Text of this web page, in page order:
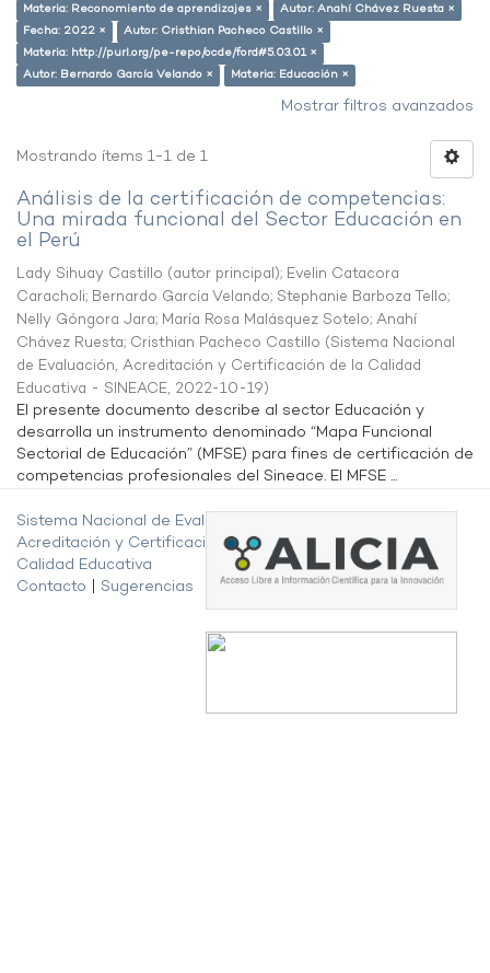
Materia: Reconomiento de aprendizajes ×
Autor: Anahí Chávez Ruesta ×
Fecha: 2022 ×
Autor: Cristhian Pacheco Castillo ×
Materia: http://purl.org/pe-repo/ocde/ford#5.03.01 ×
Autor: Bernardo García Velando ×
Materia: Educación ×
Mostrar filtros avanzados
Mostrando ítems 1-1 de 1
Análisis de la certificación de competencias:
Una mirada funcional del Sector Educación en
el Perú
Lady Sihuay Castillo (autor principal); Evelin Catacora
Caracholi; Bernardo García Velando; Stephanie Barboza Tello;
Nelly Góngora Jara; María Rosa Malásquez Sotelo; Anahí
Chávez Ruesta; Cristhian Pacheco Castillo (Sistema Nacional
de Evaluación, Acreditación y Certificación de la Calidad
Educativa - SINEACE, 2022-10-19)
El presente documento describe al sector Educación y
desarrolla un instrumento denominado “Mapa Funcional
Sectorial de Educación” (MFSE) para fines de certificación de
competencias profesionales del Sineace. El MFSE ...
Sistema Nacional de Evaluación,
Acreditación y Certificación de la
Calidad Educativa
Contacto
Sugerencias